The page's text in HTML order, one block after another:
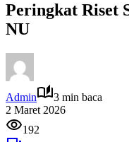
Peringkat Riset
NU
Admin
3 min baca
2 Maret 2026
192